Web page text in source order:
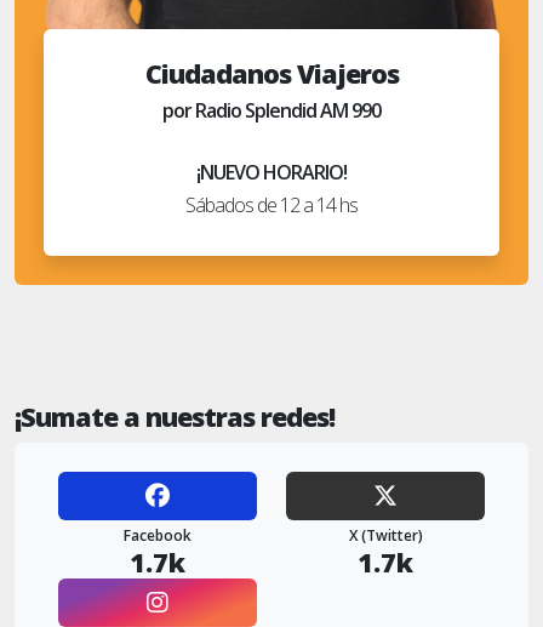
Ciudadanos Viajeros
por Radio Splendid AM 990
¡NUEVO HORARIO!
Sábados de 12 a 14 hs